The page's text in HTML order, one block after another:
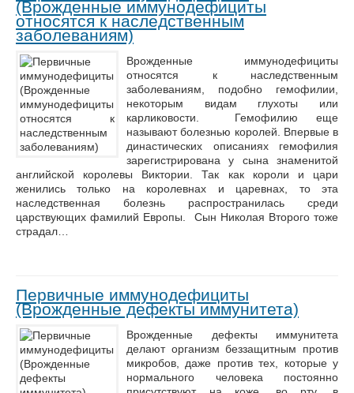
(Врожденные иммунодефициты
относятся к наследственным
заболеваниям)
Врожденные иммунодефициты
относятся к наследственным
заболеваниям, подобно гемофилии,
некоторым видам глухоты или
карликовости. Гемофилию еще
называют болезнью королей. Впервые в
династических описаниях гемофилия
зарегистрирована у сына знаменитой
английской королевы Виктории. Так как короли и цари
женились только на королевнах и царевнах, то эта
наследственная болезнь распространилась среди
царствующих фамилий Европы. Сын Николая Второго тоже
страдал…
Первичные иммунодефициты
(Врожденные дефекты иммунитета)
Врожденные дефекты иммунитета
делают организм беззащитным против
микробов, даже против тех, которые у
нормального человека постоянно